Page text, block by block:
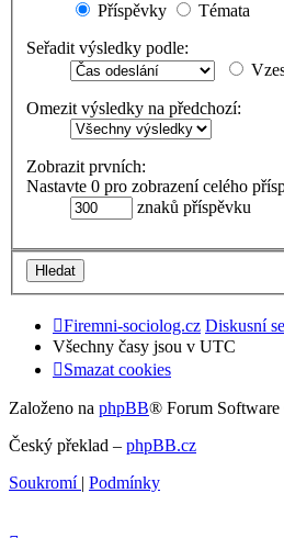
Příspěvky
Témata
Seřadit výsledky podle:
Omezit výsledky na předchozí:
Zobrazit prvních:
Nastavte 0 pro zobrazení celého
znaků příspěvku
Firemni-sociolog.cz Diskusní
Všechny časy jsou v UTC
Smazat cookies
Založeno na phpBB® Forum
Český překlad – phpBB.cz
Soukromí | Podmínky